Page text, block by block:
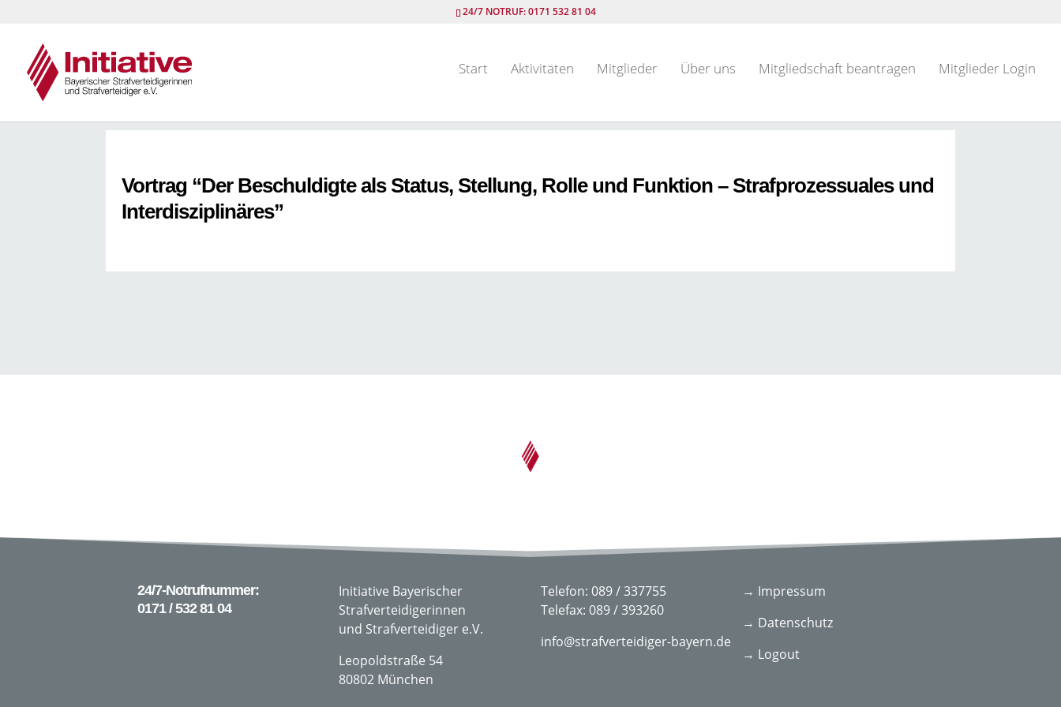
24/7 NOTRUF: 0171 532 81 04
Start Aktivitäten Mitglieder Über uns Mitgliedschaft beantragen Mitglieder Login
Vortrag “Der Beschuldigte als Status, Stellung, Rolle und Funktion – Strafprozessuales und
Interdisziplinäres”
24/7-Notrufnummer:
0171 / 532 81 04
Initiative Bayerischer
Strafverteidigerinnen
und Strafverteidiger e.V.
Leopoldstraße 54
80802 München
Telefon: 089 / 337755
Telefax: 089 / 393260
info@strafverteidiger-bayern.de
→ Impressum
→ Datenschutz
→ Logout